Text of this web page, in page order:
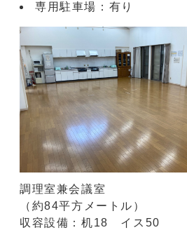
専用駐車場：有り
調理室兼会議室
（約84平方メートル）
収容設備：机18 イス50